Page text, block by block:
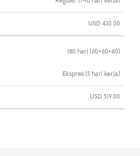
USD 435.00
180 hari (60+60+60)
Ekspres (5 hari kerja)
USD 519.00